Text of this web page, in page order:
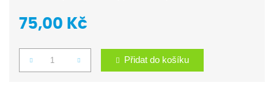
75,00 Kč
Počet Přidat do košíku